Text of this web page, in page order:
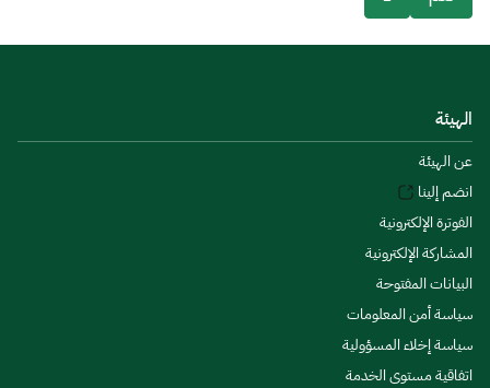
الهيئة
عن الهيئة
انضم إلينا
الفوترة الإلكترونية
المشاركة الإلكترونية
البيانات المفتوحة
سياسة أمن المعلومات
سياسة إخلاء المسؤولية
اتفاقية مستوى الخدمة